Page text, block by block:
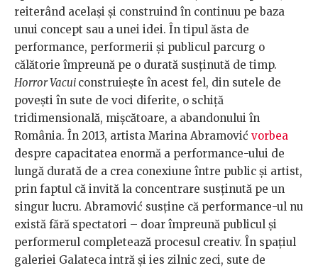
reiterând același și construind în continuu pe baza
unui concept sau a unei idei. În tipul ăsta de
performance, performerii și publicul parcurg o
călătorie împreună pe o durată susținută de timp.
Horror Vacui construiește în acest fel, din sutele de
povești în sute de voci diferite, o schiță
tridimensională, mișcătoare, a abandonului în
România. În 2013, artista Marina Abramović vorbea
despre capacitatea enormă a performance-ului de
lungă durată de a crea conexiune între public și artist,
prin faptul că invită la concentrare susținută pe un
singur lucru. Abramović susține că performance-ul nu
există fără spectatori – doar împreună publicul și
performerul completează procesul creativ. În spațiul
galeriei Galateca intră și ies zilnic zeci, sute de